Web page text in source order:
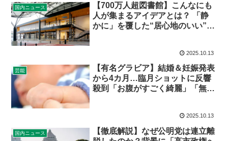
国内ニュース
【700万人超図書館】こんなにも
人が集まるアイデアとは？ 「静
かに」を覆した“居心地のいい”の
2025.10.13
芸能
【有名グラビア】結婚＆妊娠発表
から4カ月…臨月ショットに反響
殺到「お腹がすごく綺麗」「無理
2025.10.13
国内ニュース
【徹底解説】なぜ公明党は連立離